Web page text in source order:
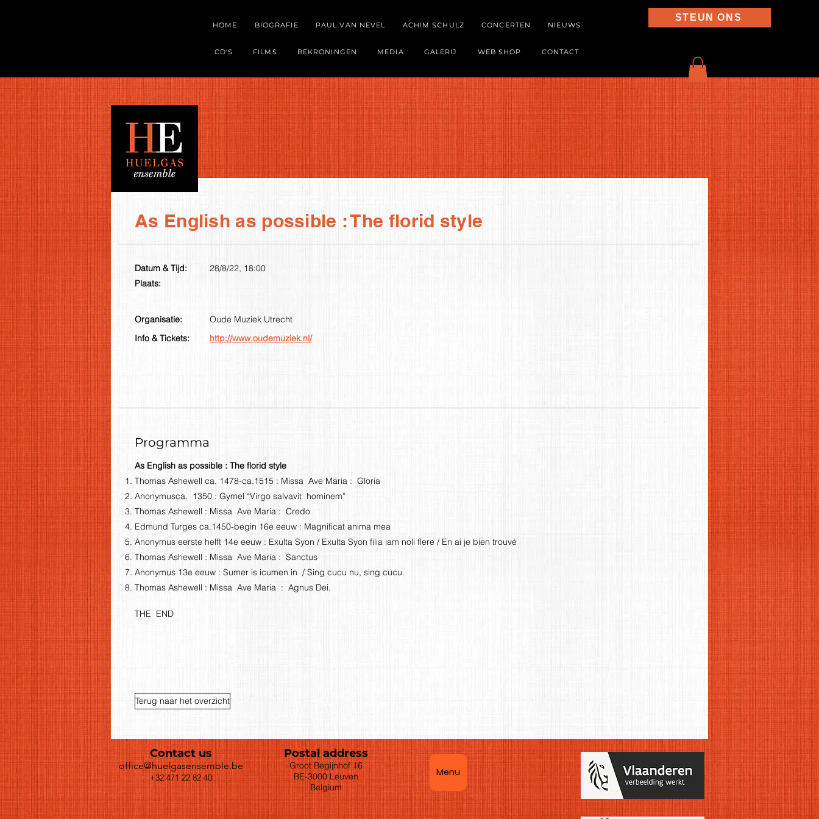
HOME BIOGRAFIE PAUL VAN NEVEL ACHIM SCHULZ CONCERTEN NIEUWS
CD'S FILMS BEKRONINGEN MEDIA GALERIJ WEB SHOP CONTACT
STEUN ONS
As English as possible : The florid style
Datum & Tijd:
Plaats:
28/8/22, 18:00
Organisatie:
Info & Tickets:
Oude Muziek Utrecht
http://www.oudemuziek.nl/
Programma
As English as possible : The florid style
Thomas Ashewell ca. 1478-ca.1515 : Missa Ave Maria : Gloria
Anonymusca. 1350 : Gymel “Virgo salvavit hominem”
Thomas Ashewell : Missa Ave Maria : Credo
Edmund Turges ca.1450-begin 16e eeuw : Magnificat anima mea
Anonymus eerste helft 14e eeuw : Exulta Syon / Exulta Syon filia iam noli flere / En ai je bien trouvé
Thomas Ashewell : Missa Ave Maria : Sanctus
Anonymus 13e eeuw : Sumer is icumen in / Sing cucu nu, sing cucu.
Thomas Ashewell : Missa Ave Maria : Agnus Dei.
THE END
Terug naar het overzicht
Contact us
office@huelgasensemble.be
+32 471 22 82 40
Postal address
Groot Begijnhof 16
BE-3000 Leuven
Belgium
Menu